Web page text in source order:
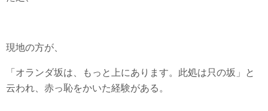
現地の方が、
「オランダ坂は、もっと上にあります。此処は只の坂」と
云われ、赤っ恥をかいた経験がある。